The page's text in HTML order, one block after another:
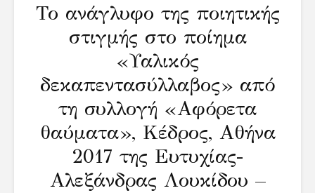
Το ανάγλυφο της ποιητικής
στιγμής στο ποίημα
«Υαλικός
δεκαπεντασύλλαβος» από
τη συλλογή «Αφόρετα
θαύματα», Κέδρος, Αθήνα
2017 της Ευτυχίας-
Αλεξάνδρας Λουκίδου –